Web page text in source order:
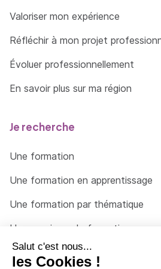
Mettre en œuvre les
règlement de
cabines et des équipements
désinfection appropriés
équipements pour les
respectant les circuits
l’établissement
Valoriser mon expérience
Réfléchir à mon projet
Évoluer professionnellement
En savoir plus sur ma région
Je recherche
Une formation
Une formation en apprentissage
Une formation par thématique
Un organisme de formation
Un conseiller